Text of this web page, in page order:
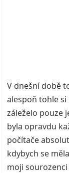
V dnešní době
alespoň tohle
záleželo pouze
byla opravdu
počítače
kdybych se
moji